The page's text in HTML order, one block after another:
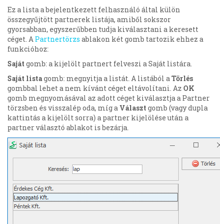
Ez a lista a bejelentkezett felhasználó által külön
összegyűjtött partnerek listája, amiből sokszor
gyorsabban, egyszerűbben tudja kiválasztani a keresett
céget. A Partnertörzs ablakon két gomb tartozik ehhez a
funkcióhoz:
Saját gomb: a kijelölt partnert felveszi a Saját listára.
Saját listagomb: megnyitja a listát. A listából aTörlés
gombbal lehet a nem kívánt céget eltávolítani. Az OK
gomb megnyomásával az adott céget kiválasztja a Partner
törzsben és visszalép oda, míg a Választ gomb (vagy dupla
kattintás a kijelölt sorra) a partner kijelölése után a
partner választó ablakot is bezárja.